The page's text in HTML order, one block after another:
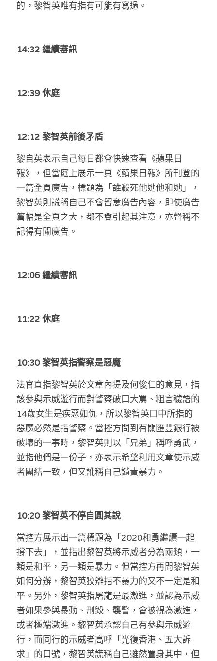
的，黎智英唯有指有可能有寫過。
14:32 繼續審訊
12:39 休庭
12:12 黎智英前後矛盾
黎自英表示自己每日都會快速查看《蘋果日
報》，但當庭上展示一頁《蘋果日報》所刊登的
一篇全頁廣告，標題為「誰殺死他她他和她」，
黎智英則謊稱自己不會留意廣告內容，即使廣告
篇幅是全頁之大，都不會引起其注意，亦聲稱不
記得有關廣告。
12:06 繼續審訊
11:22 休庭
10:30 黎智英指警察是惡魔
法官直指黎智英於文章內提及何俊仁的意見，指
該參與示威遊行而對警察破口大罵、粗言穢語的
14歲女生是疾惡如仇，所以黎智英口中所指的
惡魔必然是指警察。當控方問到有關匯豐銀行被
破壞的一事時，黎智英則以「兄弟」稱呼勇武，
並指他們是一份子，亦表示希望利用文章使示威
者團結一致，但又訛稱自己讉責暴力。
10:20 黎智英不停自圓其說
當控方展示出一篇標題為「2020和勇繼續一起
撐下去」，並指出黎智英將示威者分為兩類，一
類是和平，另一類是暴力。但當控方再問黎智英
如何分辦，黎智英狡辯指不暴力的又不一定是和
平。另外，黎智英指屠龍是最激進，並認為示威
者如果參與暴動、刑毀、襲警，會被視為激進，
或者極端激進。黎智英承認自己有參與示威遊
行，而同行的示威者高呼「光復香港、五大訴
求」的口號，黎智英謊稱自己雖然置身其中，但